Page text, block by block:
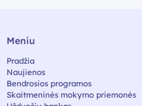
Meniu
Pradžia
Naujienos
Bendrosios programos
Skaitmeninės mokymo priemonės